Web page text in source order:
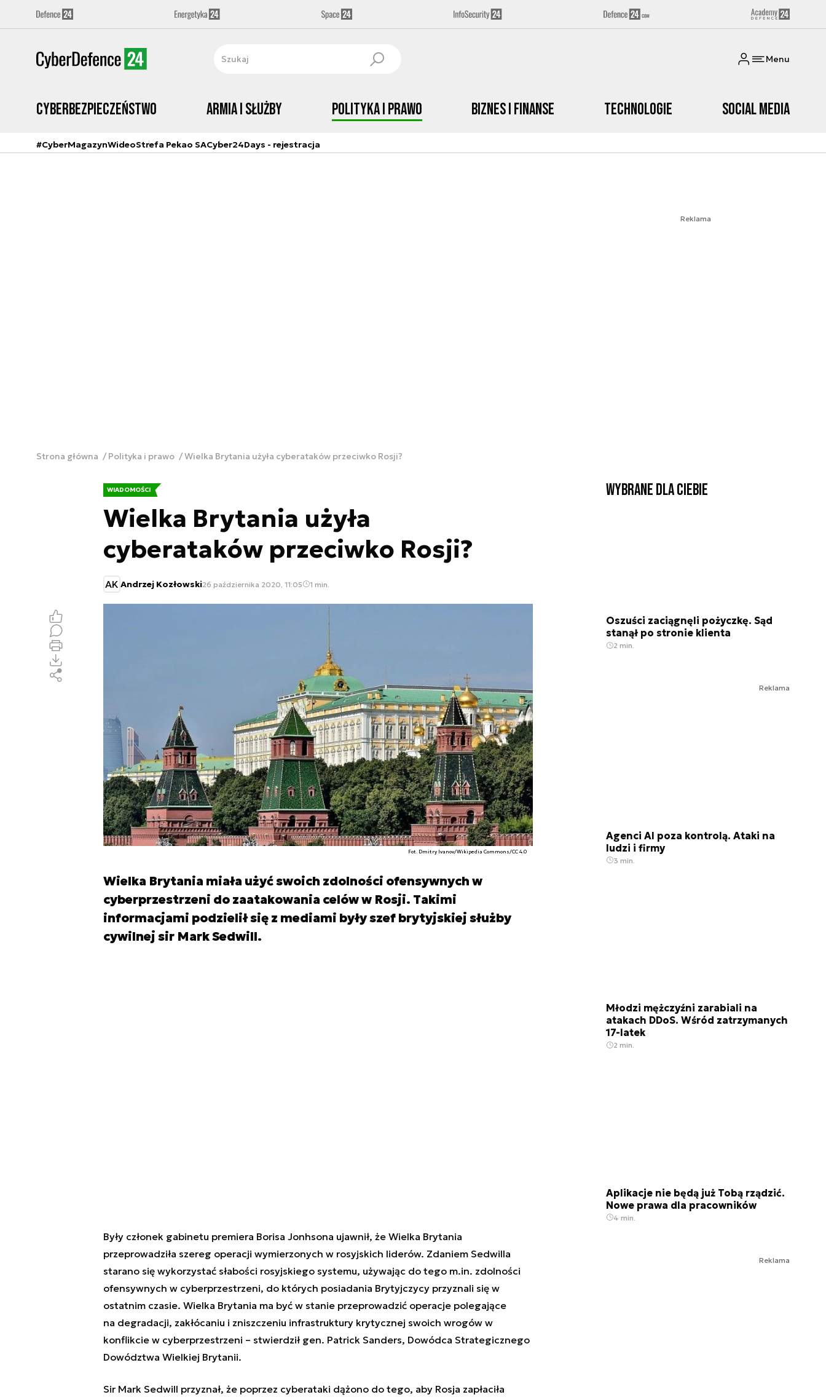
Menu
Cyberbezpieczeństwo Armia i Służby Polityka i prawo Biznes i Finanse Technologie Social media
#CyberMagazynWideoStrefa Pekao SACyber24Days - rejestracja
Reklama
Strona główna Polityka i prawo Wielka Brytania użyła cyberataków przeciwko Rosji?
WIADOMOŚCI
Wielka Brytania użyła
cyberataków przeciwko Rosji?
AK Andrzej Kozłowski26 października 2020, 11:05 1 min.
Fot. Dmitry Ivanov/Wikipedia Commons/CC 4.0
Wielka Brytania miała użyć swoich zdolności ofensywnych w
cyberprzestrzeni do zaatakowania celów w Rosji. Takimi
informacjami podzielił się z mediami były szef brytyjskiej służby
cywilnej sir Mark Sedwill.
Były członek gabinetu premiera Borisa Jonhsona ujawnił, że Wielka Brytania
przeprowadziła szereg operacji wymierzonych w rosyjskich liderów. Zdaniem Sedwilla
starano się wykorzystać słabości rosyjskiego systemu, używając do tego m.in. zdolności
ofensywnych w cyberprzestrzeni, do których posiadania Brytyjczycy przyznali się w
ostatnim czasie. Wielka Brytania ma być w stanie przeprowadzić operacje polegające
na degradacji, zakłócaniu i zniszczeniu infrastruktury krytycznej swoich wrogów w
konflikcie w cyberprzestrzeni – stwierdził gen. Patrick Sanders, Dowódca Strategicznego
Dowództwa Wielkiej Brytanii.
Sir Mark Sedwill przyznał, że poprzez cyberataki dążono do tego, aby Rosja zapłaciła
Wybrane dla Ciebie
Oszuści zaciągnęli pożyczkę. Sąd
stanął po stronie klienta
2 min.
Reklama
Agenci AI poza kontrolą. Ataki na
ludzi i firmy
3 min.
Młodzi mężczyźni zarabiali na
atakach DDoS. Wśród zatrzymanych
17-latek
2 min.
Aplikacje nie będą już Tobą rządzić.
Nowe prawa dla pracowników
4 min.
Reklama